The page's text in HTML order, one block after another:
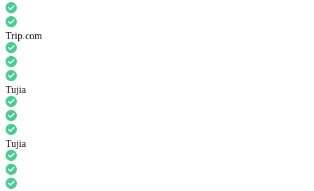
Trip.com
Tujia
Tujia